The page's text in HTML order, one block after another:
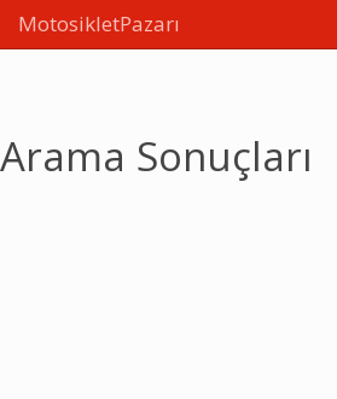
MotosikletPazarı
Arama Sonuçları